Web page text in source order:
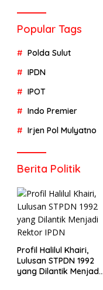
Popular Tags
Polda Sulut
IPDN
IPOT
Indo Premier
Irjen Pol Mulyatno
Berita Politik
Profil Halilul Khairi,
Lulusan STPDN 1992
yang Dilantik Menjadi